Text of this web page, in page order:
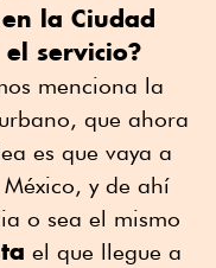
la Ciudad
servicio?
menciona la
que ahora
es que vaya a
y de ahí
o sea el mismo
el que llegue a